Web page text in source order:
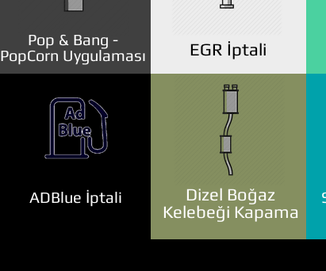
Pop & Bang -
PopCorn Uygulaması
EGR İptali
ADBlue İptali
Dizel Boğaz
Kelebeği Kapama